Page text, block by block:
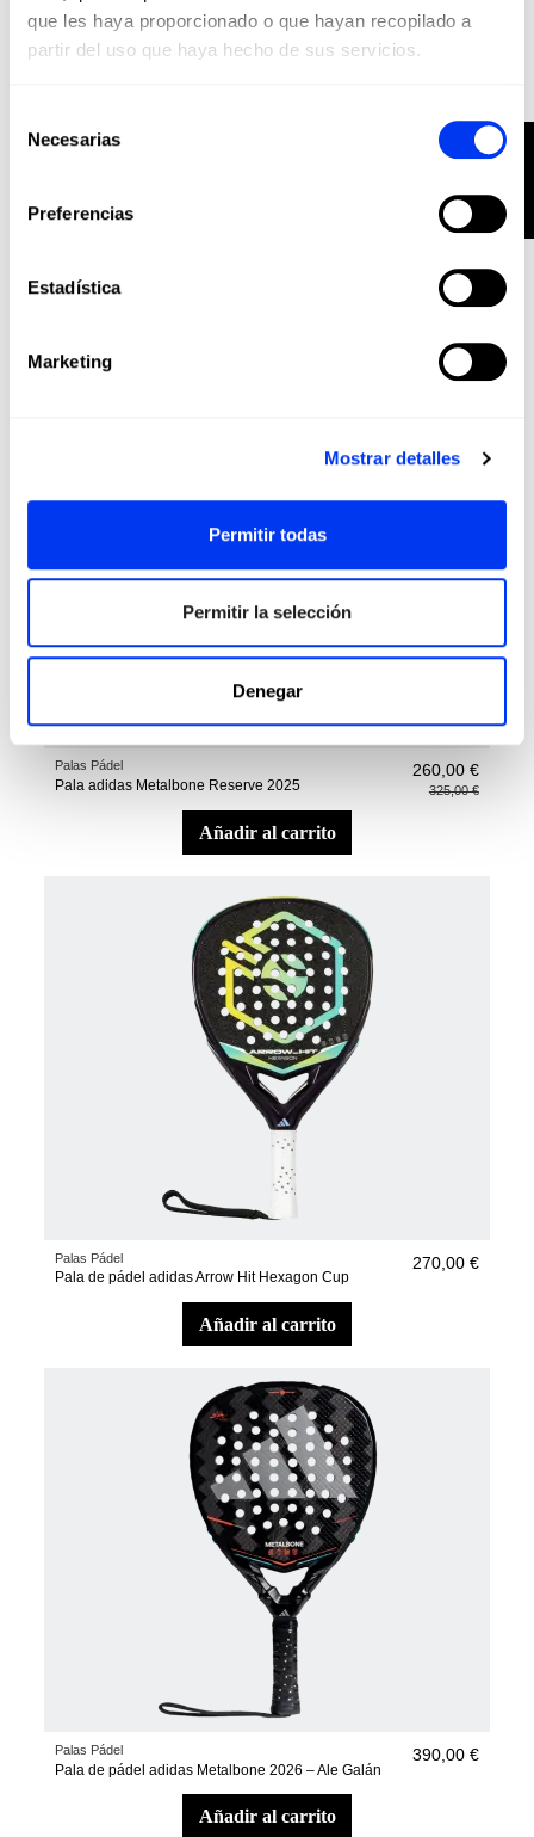
que les haya proporcionado o que hayan recopilado a
partir del uso que haya hecho de sus servicios.
Necesarias
Preferencias
Estadística
Marketing
Mostrar detalles
Permitir todas
Permitir la selección
Denegar
Pala de pádel adidas Metalbone Reserve 2026
325,00 €
Palas Pádel
Pala adidas Metalbone Reserve 2025
260,00 €
325,00 €
añadir al carrito
Palas Pádel
Pala de pádel adidas Arrow Hit Hexagon Cup
270,00 €
añadir al carrito
Palas Pádel
Pala de pádel adidas Metalbone 2026 – Ale Galán
390,00 €
añadir al carrito